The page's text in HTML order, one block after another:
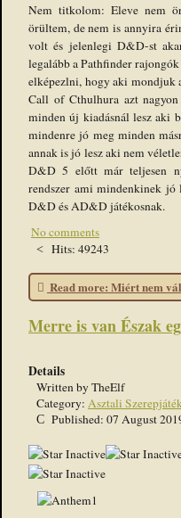
Nem titkolom: Eleve nem
örültem, de nem is annyira
volt és jelenlegi D&D-st
legalább a Pathfinder
elképezlni, hogy aki mondjuk
Call of Cthulhura azt
minden új kiadásnál lesz aki
mindenre jó meg minden
annak is jó lesz aki nem
D&D 5 előtt már teljesen
rendszer ami mindenkinek
D&D és AD&D játékosnak.
No comments
Hits: 49243
Read more: Miért nem
Merre is van Észak
Details
Written byTheElf
Category: Asztali
Published: 07 August